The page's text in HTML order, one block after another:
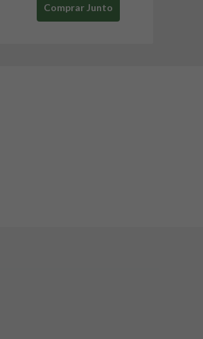
Comprar Junto